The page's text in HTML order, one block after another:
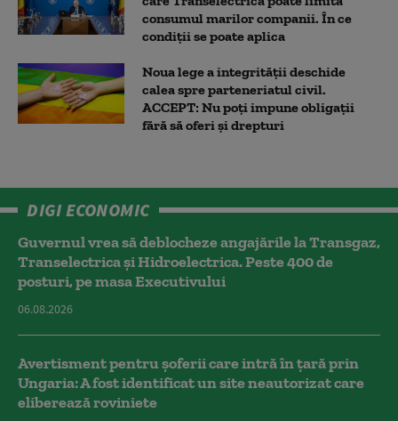
consumul marilor companii. În ce
condiții se poate aplica
Noua lege a integrității deschide
calea spre parteneriatul civil.
ACCEPT: Nu poți impune obligații
fără să oferi și drepturi
DIGI ECONOMIC
Guvernul vrea să deblocheze angajările la Transgaz,
Transelectrica și Hidroelectrica. Peste 400 de
posturi, pe masa Executivului
06.08.2026
Avertisment pentru șoferii care intră în țară prin
Ungaria: A fost identificat un site neautorizat care
eliberează roviniete